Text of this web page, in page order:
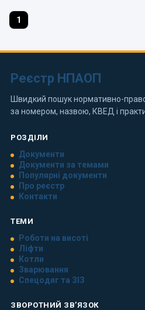
1
Реєстр НПАОП
Швидкий пошук нормативно-
за номером, назвою, КВЕД і
РОЗДІЛИ
Документи
Документи за темами
Популярні документи
Про реєстр
Контакти
ТЕМИ
Роботи на висоті
Ліфти
Котли
Зварювання
Спецодяг та ЗІЗ
ЗВОРОТНИЙ ЗВ’ЯЗОК